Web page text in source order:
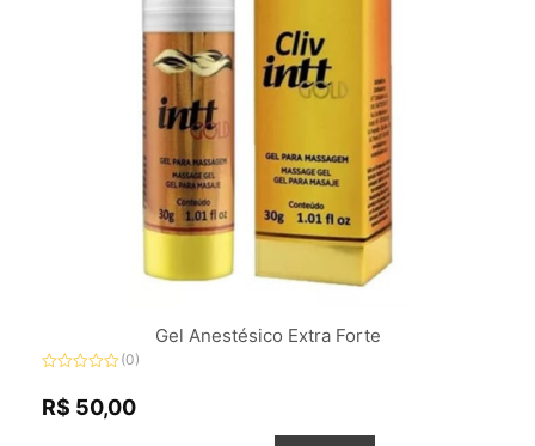
Gel Anestésico Extra Forte
de
(0)
R$ 50,00